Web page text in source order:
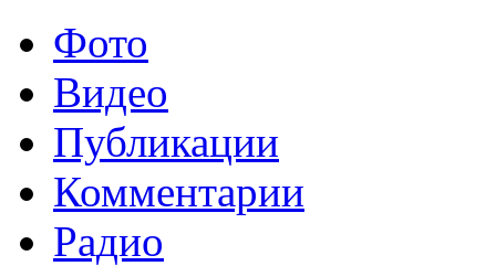
Фото
Видео
Публикации
Комментарии
Радио